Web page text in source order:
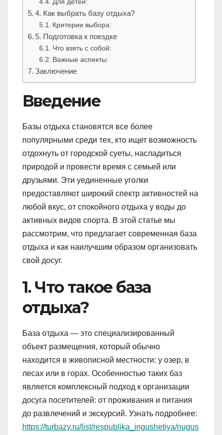
4. Как выбрать базу отдыха?
Критерии выбора:
5. Подготовка к поездке
Что взять с собой:
Важные аспекты:
Заключение
Введение
Базы отдыха становятся все более
популярными среди тех, кто ищет возможность
отдохнуть от городской суеты, насладиться
природой и провести время с семьей или
друзьями. Эти уединенные уголки
предоставляют широкий спектр активностей на
любой вкус, от спокойного отдыха у воды до
активных видов спорта. В этой статье мы
рассмотрим, что предлагает современная база
отдыха и как наилучшим образом организовать
свой досуг.
1. Что такое база
отдыха?
База отдыха — это специализированный
объект размещения, который обычно
находится в живописной местности: у озер, в
лесах или в горах. Особенностью таких баз
является комплексный подход к организации
досуга посетителей: от проживания и питания
до развлечений и экскурсий. Узнать подробнее:
https://turbazy.ru/list/respublika_ingushetiya/nugus